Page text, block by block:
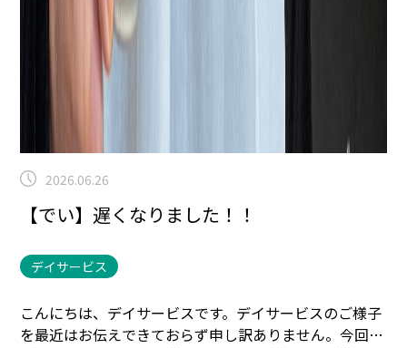
2026.06.26
【でい】遅くなりました！！
デイサービス
こんにちは、デイサービスです。 デイサービスのご様子
を最近はお伝えできておらず申し訳ありません。今回は